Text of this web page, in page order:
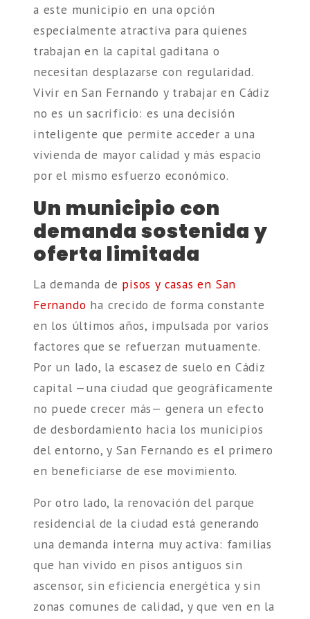
a este municipio en una opción
especialmente atractiva para quienes
trabajan en la capital gaditana o
necesitan desplazarse con regularidad.
Vivir en San Fernando y trabajar en Cádiz
no es un sacrificio: es una decisión
inteligente que permite acceder a una
vivienda de mayor calidad y más espacio
por el mismo esfuerzo económico.
Un municipio con
demanda sostenida y
oferta limitada
La demanda de pisos y casas en San
Fernando ha crecido de forma constante
en los últimos años, impulsada por varios
factores que se refuerzan mutuamente.
Por un lado, la escasez de suelo en Cádiz
capital —una ciudad que geográficamente
no puede crecer más— genera un efecto
de desbordamiento hacia los municipios
del entorno, y San Fernando es el primero
en beneficiarse de ese movimiento.
Por otro lado, la renovación del parque
residencial de la ciudad está generando
una demanda interna muy activa: familias
que han vivido en pisos antiguos sin
ascensor, sin eficiencia energética y sin
zonas comunes de calidad, y que ven en la